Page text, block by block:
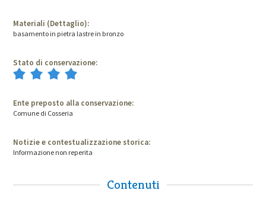
Materiali (Dettaglio):
basamento in pietra lastre in bronzo
Stato di conservazione:
Ente preposto alla conservazione:
Comune di Cosseria
Notizie e contestualizzazione storica:
Informazione non reperita
Contenuti